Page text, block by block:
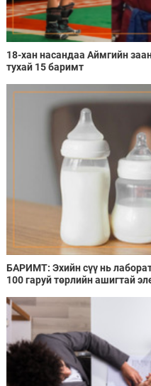
18-хан насандаа Аймгийн
тухай 15 баримт
БАРИМТ: Эхийн сүү нь
100 гаруй төрлийн ашигтай